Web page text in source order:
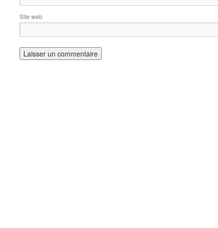
Site web